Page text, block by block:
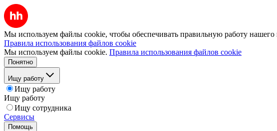
Мы используем файлы cookie, чтобы обеспечивать правильную работу нашего
Правила использования файлов cookie
Мы используем файлы cookie. Правила использования файлов cookie
Понятно
Ищу работу
Ищу работу
Ищу работу
Ищу сотрудника
Сервисы
Помощь